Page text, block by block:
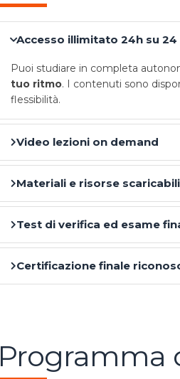
Accesso illimitato 24h su
Puoi studiare in completa
tuo ritmo. I contenuti sono
flessibilità.
Video lezioni on demand
Materiali e risorse scaricabili
Test di verifica ed esame
Certificazione finale
Programma